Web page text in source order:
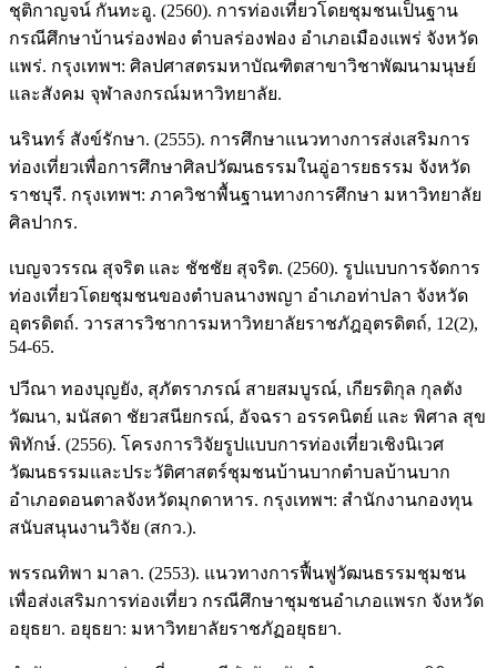
ชุติกาญจน์ กันทะอู. (2560). การท่องเที่ยวโดยชุมชนเป็นฐาน
กรณีศึกษาบ้านร่องฟอง ตำบลร่องฟอง อำเภอเมืองแพร่ จังหวัด
แพร่. กรุงเทพฯ: ศิลปศาสตรมหาบัณฑิตสาขาวิชาพัฒนามนุษย์
และสังคม จุฬาลงกรณ์มหาวิทยาลัย.
นรินทร์ สังข์รักษา. (2555). การศึกษาแนวทางการส่งเสริมการ
ท่องเที่ยวเพื่อการศึกษาศิลปวัฒนธรรมในอู่อารยธรรม จังหวัด
ราชบุรี. กรุงเทพฯ: ภาควิชาพื้นฐานทางการศึกษา มหาวิทยาลัย
ศิลปากร.
เบญจวรรณ สุจริต และ ชัชชัย สุจริต. (2560). รูปแบบการจัดการ
ท่องเที่ยวโดยชุมชนของตำบลนางพญา อำเภอท่าปลา จังหวัด
อุตรดิตถ์. วารสารวิชาการมหาวิทยาลัยราชภัฎอุตรดิตถ์, 12(2),
54-65.
ปวีณา ทองบุญยัง, สุภัตราภรณ์ สายสมบูรณ์, เกียรติกุล กุลตัง
วัฒนา, มนัสดา ชัยวสนียกรณ์, อัจฉรา อรรคนิตย์ และ พิศาล สุข
พิทักษ์. (2556). โครงการวิจัยรูปแบบการท่องเที่ยวเชิงนิเวศ
วัฒนธรรมและประวัติศาสตร์ชุมชนบ้านบากตำบลบ้านบาก
อำเภอดอนตาลจังหวัดมุกดาหาร. กรุงเทพฯ: สำนักงานกองทุน
สนับสนุนงานวิจัย (สกว.).
พรรณทิพา มาลา. (2553). แนวทางการฟื้นฟูวัฒนธรรมชุมชน
เพื่อส่งเสริมการท่องเที่ยว กรณีศึกษาชุมชนอำเภอแพรก จังหวัด
อยุธยา. อยุธยา: มหาวิทยาลัยราชภัฏอยุธยา.